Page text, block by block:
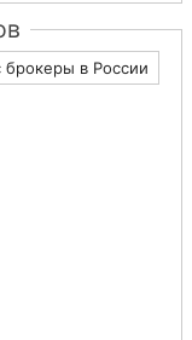
брокеры в России